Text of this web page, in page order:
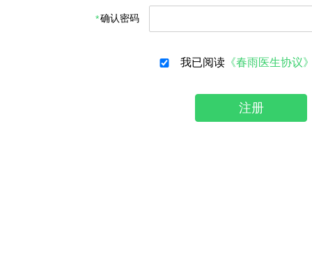
确认密码
我已阅读 《春雨医生协议
注册